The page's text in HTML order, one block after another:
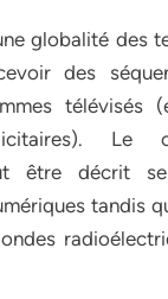
globalité des
des
télévisés
être décrit
tandis